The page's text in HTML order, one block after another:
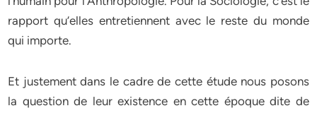
rapport qu’elles entretiennent avec le reste du monde
qui importe.
Et justement dans le cadre de cette étude nous posons
la question de leur existence en cette époque dite de